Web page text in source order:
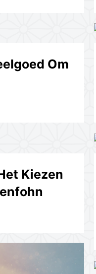
Om
Kiezen